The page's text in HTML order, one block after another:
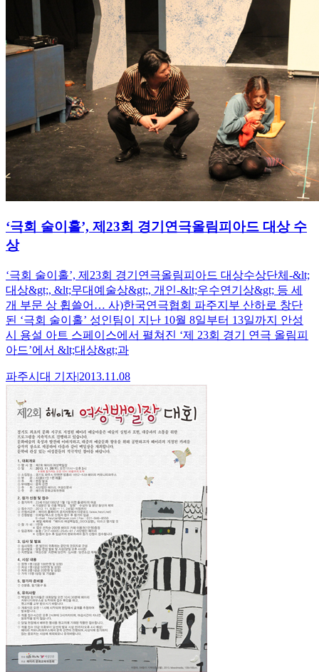
‘극회 술이홀’, 제23회 경기연극올림피아드 대상 수
상
‘극회 술이홀’, 제23회 경기연극올림피아드 대상수상단체-&lt;
대상&gt;, &lt;무대예술상&gt;, 개인-&lt;우수연기상&gt; 등 세
개 부문 상 휩쓸어… 사)한국연극협회 파주지부 산하로 창단
된 ‘극회 술이홀’ 성인팀이 지난 10월 8일부터 13일까지 안성
시 용설 아트 스페이스에서 펼쳐진 ‘제 23회 경기 연극 올림피
아드’에서 &lt;대상&gt;과
파주시대 기자|2013.11.08